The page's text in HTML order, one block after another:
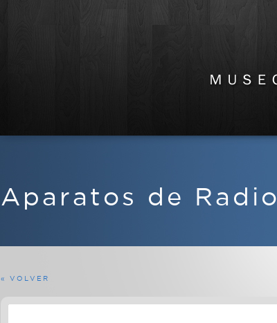
MARINOS
Aparatos de Radio
« VOLVER